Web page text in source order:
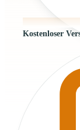
Kostenloser